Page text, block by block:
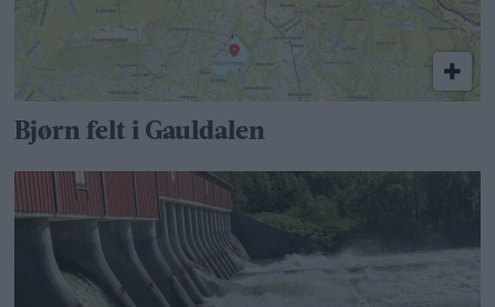
Bjørn felt i Gauldalen